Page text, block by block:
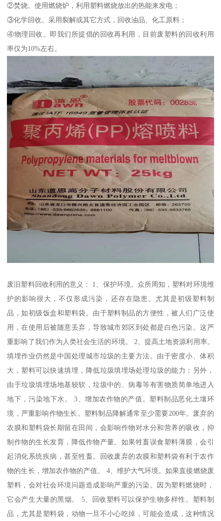
②焚烧。使用燃烧炉，利用塑料燃烧放出的热能来发电；
③化学回收。采用裂解或其它方式，回收油品、化工原料；
④物理回收。即我们所提倡的回收再利用，目前废塑料的回收利用
率仅为10%左右。
废旧塑料回收利用的意义： 1、保护环境。众所周知，塑料对环境维
护的影响很大，不仅形成污染，还存在隐患。尤其是初级塑料制
品，如初级饭盒和塑料袋。由于塑料制品的方便性，被人们广泛使
用，在使用后被随意丢弃，导致城市郊区到处都是白色污染。这严
重影响了我们作为人类社会生活的环境。 2、提高土地资源利用率。
填埋作业仍然是中国处理城市垃圾的主要方法。由于密度小、体积
大，塑料可以快速填埋，降低垃圾填埋场处理垃圾的能力；另外，
由于垃圾填埋场地基较软，垃圾中的、病毒等有害物质简单地进入
地下，污染地下水。 3、增加农作物的产值。塑料制品恶化土壤环
境，严重影响作物生长。塑料制品降解通常至少需要200年。废弃的
农膜和塑料袋长期留在田间，会影响作物对水分和营养的吸收，抑
制作物的生长发育，降低作物产量。如果牲畜误食塑料薄膜，会引
起消化系统疾病，甚至牲畜。回收废弃的农膜和塑料袋有利于农作
物的生长，增加农作物的产值。 4、维护大气环境。如果直接燃烧废
塑料，会对社会环境问题造成影响严重的污染。因为塑料燃烧时，
它会产生大量的黑烟。 5、回收塑料可以保护生物多样性。塑料制
品，尤其是塑料袋，动物一旦不小心吃掉，可能会造成，这种情况